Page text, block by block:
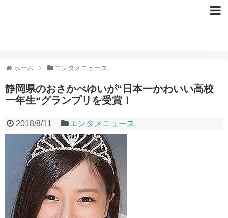
ホーム エンタメニュース
静岡県のおさかべゆいが“日本一かわいい高校
一年生“グランプリを受賞！
2018/8/11 エンタメニュース